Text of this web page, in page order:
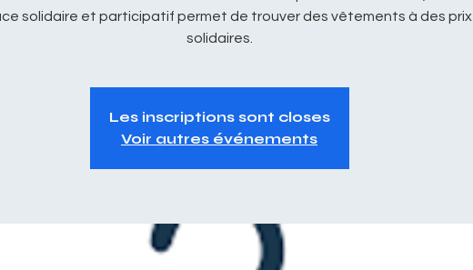
solidaire et participatif permet de trouver des vêtements à des prix
solidaires.
Les inscriptions sont closes
Voir autres événements